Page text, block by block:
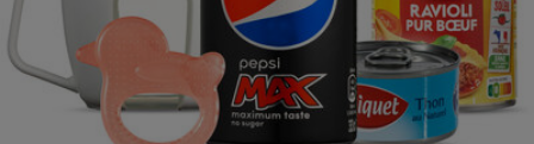
Climatiseur -
Ventilateur
Antivirus